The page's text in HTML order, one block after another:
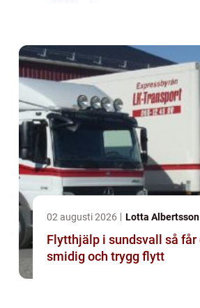
02 augusti 2026 Lotta Albertsson
Flytthjälp i sundsvall så får du en
smidig och trygg flytt